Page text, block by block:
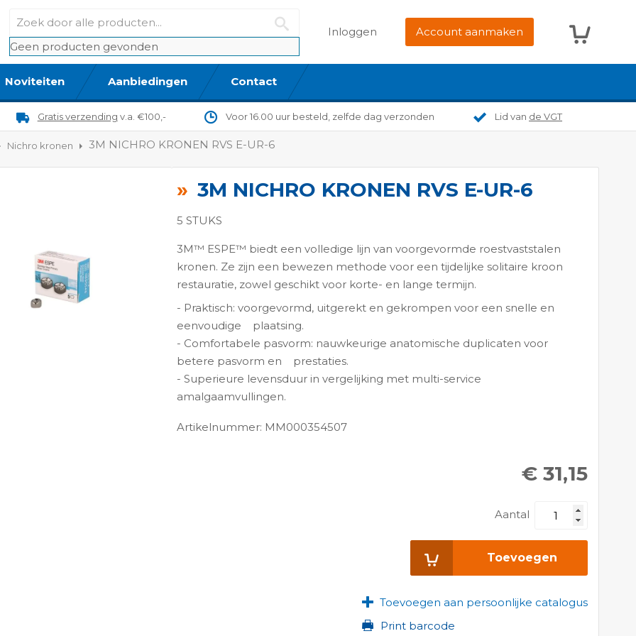
Geen producten gevonden
Inloggen Account aanmaken
Noviteiten Aanbiedingen Contact
Gratis verzending v.a. €100,- Voor 16.00 uur besteld, zelfde dag verzonden Lid van de VGT
Nichro kronen 3M NICHRO KRONEN RVS E-UR-6
3M NICHRO KRONEN RVS E-UR-6
5 STUKS
3M™ ESPE™ biedt een volledige lijn van voorgevormde roestvaststalen
kronen. Ze zijn een bewezen methode voor een tijdelijke solitaire kroon
restauratie, zowel geschikt voor korte- en lange termijn.
- Praktisch: voorgevormd, uitgerekt en gekrompen voor een snelle en
eenvoudige
plaatsing.
- Comfortabele pasvorm: nauwkeurige anatomische duplicaten voor
betere pasvorm en
prestaties.
- Superieure levensduur in vergelijking met multi-service
amalgaamvullingen.
Artikelnummer: MM000354507
€ 31,15
Aantal
Toevoegen
Toevoegen aan persoonlijke catalogus
Print barcode